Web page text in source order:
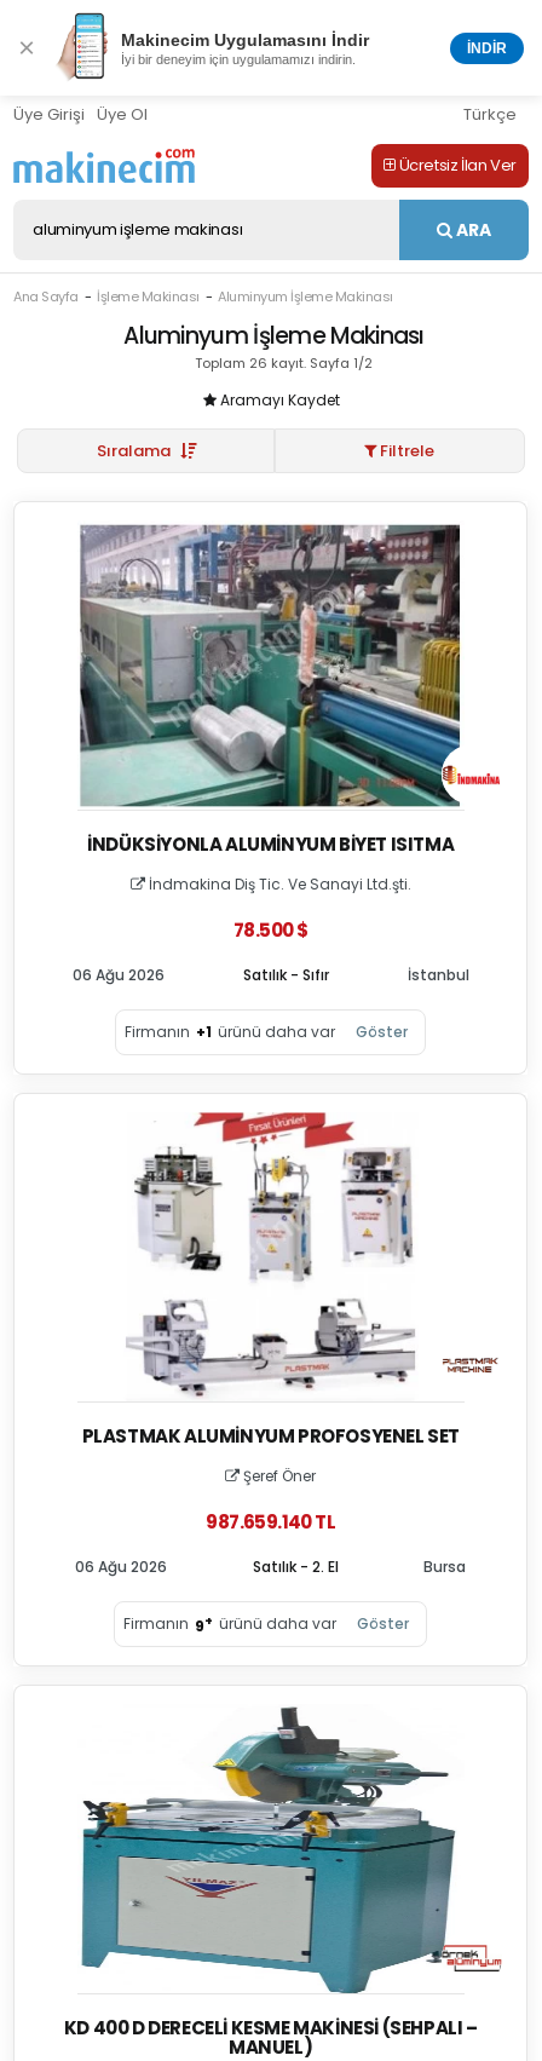
× Makinecim Uygulamasını İndir
İyi bir deneyim için uygulamamızı indirin.
İNDİR
Üye Girişi Üye Ol Türkçe
Ücretsiz İlan Ver
ARA
Ana Sayfa İşleme Makinası Aluminyum İşleme Makinası
Aluminyum İşleme Makinası
Toplam 26 kayıt. Sayfa 1/2
Aramayı Kaydet
Sıralama Filtrele
İNDÜKSIYONLA ALUMINYUM BIYET ISITMA
İndmakina Diş Tic. Ve Sanayi Ltd.şti.
78.500 $
Satılık - Sıfır
06 Ağu 2026 İstanbul
Firmanın +1 ürünü daha var Göster
PLASTMAK ALUMINYUM PROFOSYENEL SET
Şeref Öner
987.659.140 TL
Satılık - 2. El
06 Ağu 2026 Bursa
Firmanın 9+ ürünü daha var Göster
KD 400 D DERECELI KESME MAKINESI (SEHPALI –
MANUEL)